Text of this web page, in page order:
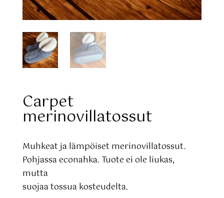
Carpet
merinovillatossut
Muhkeat ja lämpöiset merinovillatossut.
Pohjassa econahka. Tuote ei ole liukas,
mutta
suojaa tossua kosteudelta.